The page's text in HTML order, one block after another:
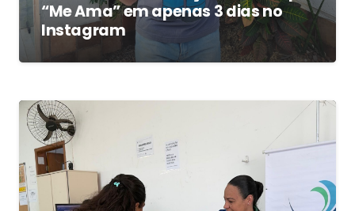
“Me Ama” em apenas 3 dias no
Instagram